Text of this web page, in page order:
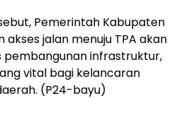
Pemerintah Kabupaten
jalan menuju TPA akan
infrastruktur,
vital bagi kelancaran
(P24-bayu)